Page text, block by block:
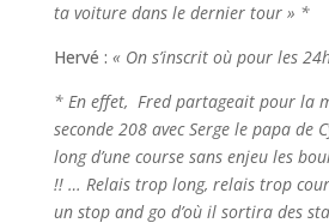
ta voiture dans le dernier tour » *
Hervé : « On s’inscrit où pour les
* En effet, Fred partageait pour la
seconde 208 avec Serge le papa de
long d’une course sans enjeu les
!! … Relais trop long, relais trop
un stop and go d’où il sortira des